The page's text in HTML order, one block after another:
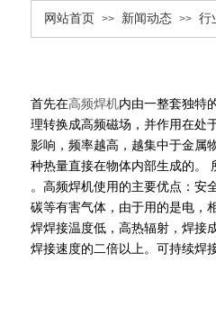
网站首页 >> 新闻动态 >> 行
首先在高频焊机内由一整套独特
理转换成高频磁场，并作用在处
影响，频率越高，越集中于金属
种热量直接在物体内部生成的。
。高频焊机使用的主要优点：安
碳等有害气体，由于用的是电，
焊焊接温度低，高热辐射，焊接
焊接速度的二倍以上。可持续焊